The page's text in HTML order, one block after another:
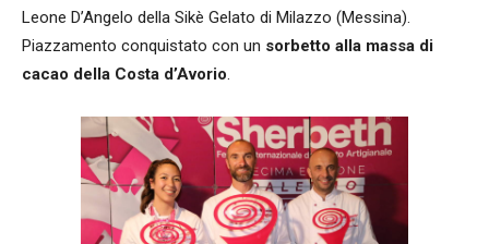
Leone D’Angelo della Sikè Gelato di Milazzo (Messina).
Piazzamento conquistato con un sorbetto alla massa di
cacao della Costa d’Avorio.